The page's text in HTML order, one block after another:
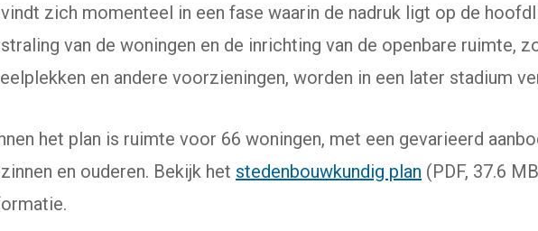
zich momenteel in een fase waarin de nadruk ligt op de
van de woningen en de inrichting van de openbare ruimte,
en andere voorzieningen, worden in een later stadium
het plan is ruimte voor 66 woningen, met een gevarieerd
en ouderen. Bekijk het stedenbouwkundig plan (PDF, 37.6